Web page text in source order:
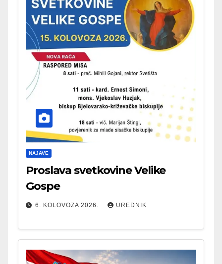
NAJAVE
Proslava svetkovine Velike
Gospe
6. KOLOVOZA 2026. UREDNIK